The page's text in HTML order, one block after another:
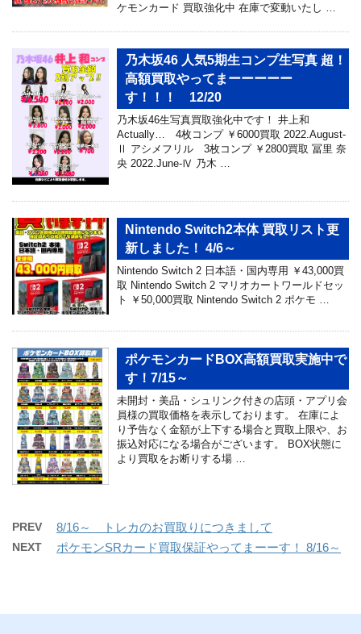
ケモンカード 買取強化中 在庫で変動いたし …
乃木坂46 人気5期生コンプ生写真 超！
高額買取やってまーーーーー
す！！！ 12/20
乃木坂46生写真買取強化中です！ 井上和
Actually… 4枚コンプ ￥6000買取 2022.August‐
Ⅱ アシメフリル 3枚コンプ ￥2800買取 冨里 奈
央 2022.June‐Ⅳ 乃木 …
Nintendo Switch2本体 買取リスト更
新しました！ 4/6～
Nintendo Switch 2 日本語・国内専用 ￥43,000買
取 Nintendo Switch 2 マリオカートワールドセッ
ト ￥50,000買取 Nintendo Switch 2 ポケモ …
ポケモンカードBOX高額買取実施中で
す！7/15～
未開封・美品・シュリンク付きの店頭・アプリ会
員様の買取価格を表示しております。 在庫によ
り予告なく金額が上下する場合と買取上限や、お
振込対応になる場合がございます。 BOX状態に
より買取をお断りする場 …
PREV 8/16～ トレカのお買取りにつきまして
NEXT ポケモンSRカード買取保証やってまーーす！ 8/16～